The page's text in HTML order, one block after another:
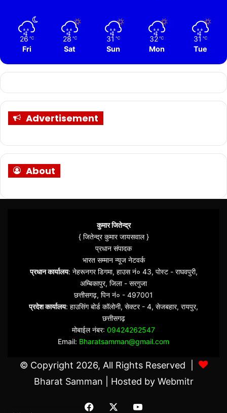
26 ℃
Fri
28 ℃
Sat
31 ℃
Sun
32 ℃
Mon
31 ℃
Tue
Advertisement
About
कुमार जितेन्द्र
{ जितेन्द्र कुमार जायसवाल }
प्रधान संपादक
भारत सम्मान न्यूज नेटवर्क
प्रधान कार्यालय: नेहरूनगर डिगमा, हाउस नं० 43, पोस्ट - राघवपुरी,
अम्बिकापुर, जिला - सरगुजा
छत्तीसगढ़, पिन नं० - 497001
प्रदेश कार्यालय: हाउसिंग बोर्ड कॉलोनी, सेक्टर - 4, सेजबहार, रायपुर,
छत्तीसगढ़
मोबाईल नंबर: 09424262547
Email: Bharatsamman@gmail.com
© Copyright 2026, All Rights Reserved |
Bharat Samman | Hosted by Webmitr
Facebook YouTube